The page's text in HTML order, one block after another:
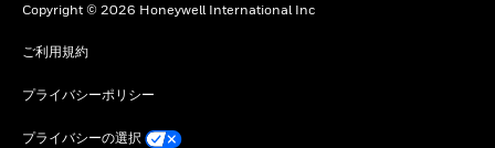
Copyright © 2026 Honeywell International Inc
ご利用規約
プライバシーポリシー
プライバシーの選択